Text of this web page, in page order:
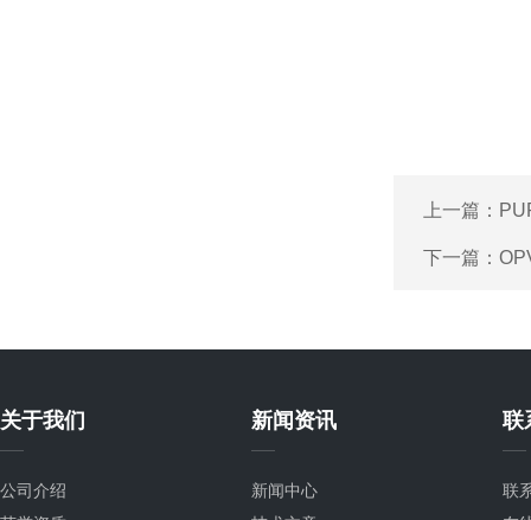
上一篇：
下一篇：
关于我们
公司介绍
新闻资讯
新闻中心
联
联